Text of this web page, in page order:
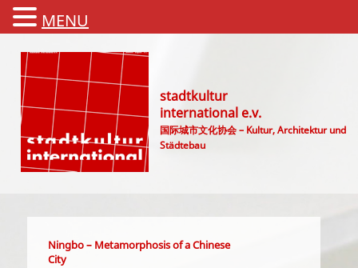
stadtkultur
international e.v.
国际城市文化协会 – Kultur, Architektur und
Städtebau
Ningbo – Metamorphosis of a Chinese
City
MENU